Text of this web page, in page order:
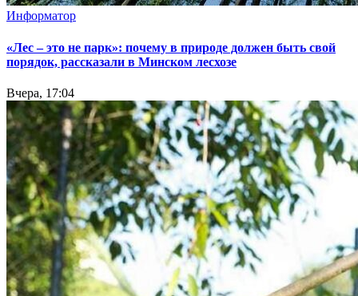
Информатор
«Лес – это не парк»: почему в природе должен быть свой
порядок, рассказали в Минском лесхозе
Вчера, 17:04